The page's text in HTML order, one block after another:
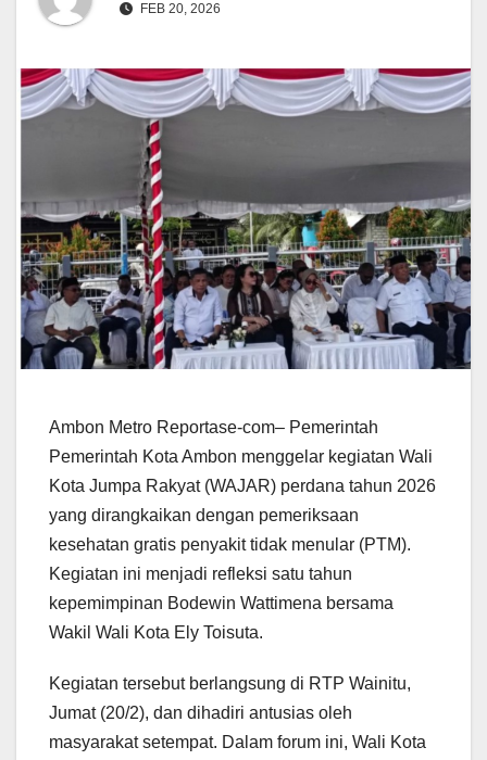
FEB 20, 2026
Ambon Metro Reportase-com– Pemerintah
Pemerintah Kota Ambon menggelar kegiatan Wali
Kota Jumpa Rakyat (WAJAR) perdana tahun 2026
yang dirangkaikan dengan pemeriksaan
kesehatan gratis penyakit tidak menular (PTM).
Kegiatan ini menjadi refleksi satu tahun
kepemimpinan Bodewin Wattimena bersama
Wakil Wali Kota Ely Toisuta.
Kegiatan tersebut berlangsung di RTP Wainitu,
Jumat (20/2), dan dihadiri antusias oleh
masyarakat setempat. Dalam forum ini, Wali Kota